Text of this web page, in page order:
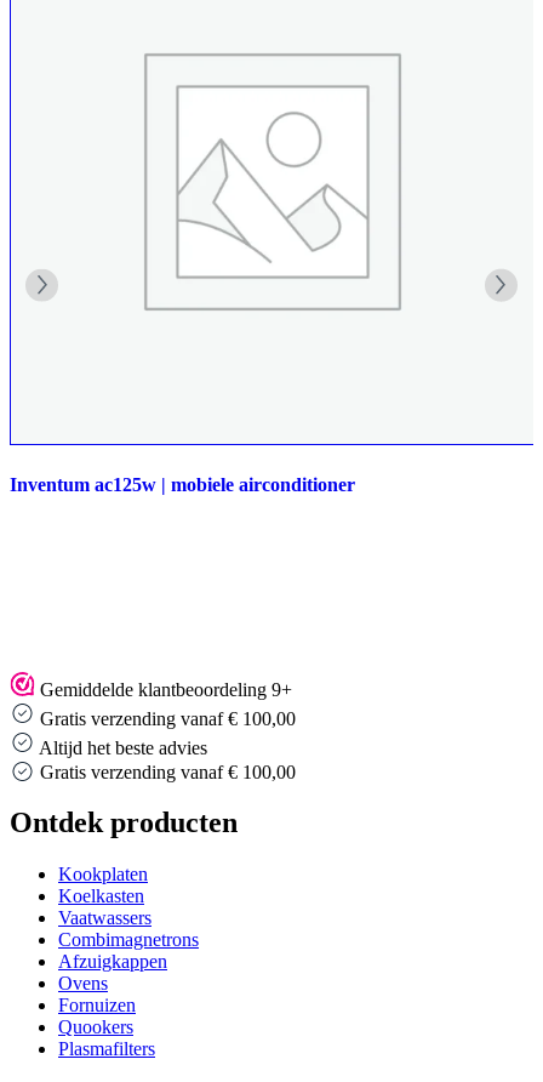
Inventum ac125w | mobiele airconditioner
Gemiddelde klantbeoordeling 9+
Gratis verzending vanaf € 100,00
Altijd het beste advies
Altijd het beste advies
Ontdek producten
Kookplaten
Koelkasten
Vaatwassers
Combimagnetrons
Afzuigkappen
Ovens
Fornuizen
Quookers
Plasmafilters